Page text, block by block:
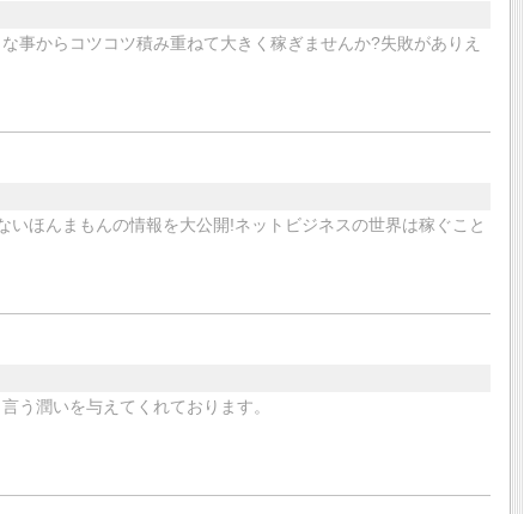
事からコツコツ積み重ねて大きく稼ぎませんか?失敗がありえ
ほんまもんの情報を大公開!ネットビジネスの世界は稼ぐこと
う潤いを与えてくれております。